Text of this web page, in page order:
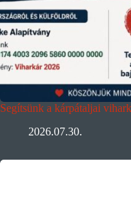
Segítsünk a kárpátaljai
2026.07.30.